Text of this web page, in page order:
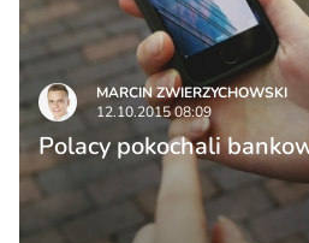
MARCIN ZWIERZYCHOWSKI
12.10.2015 08:09
Polacy pokochali